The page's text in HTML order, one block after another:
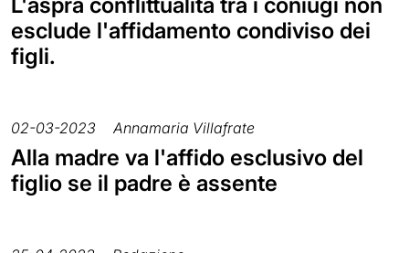
esclude l'affidamento condiviso dei
figli.
02-03-2023 Annamaria Villafrate
Alla madre va l'affido esclusivo del
figlio se il padre è assente